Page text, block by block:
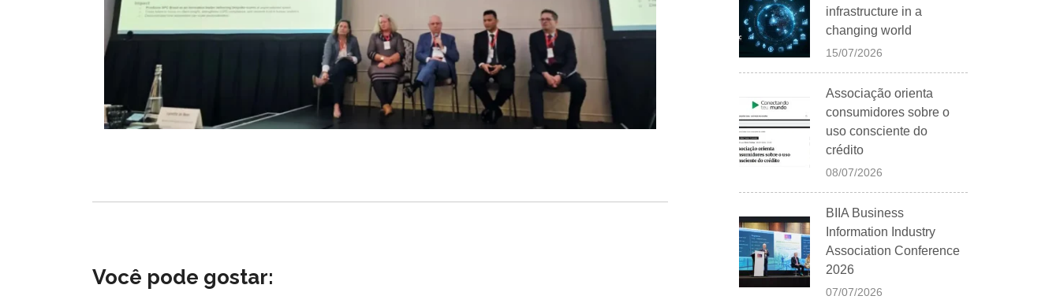
Você pode gostar:
infrastructure in a
changing world
15/07/2026
Associação orienta
consumidores sobre o
uso consciente do
crédito
08/07/2026
BIIA Business
Information Industry
Association Conference
2026
07/07/2026